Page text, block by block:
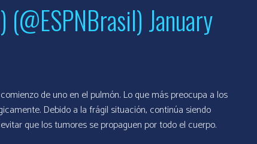
) (@ESPNBrasil) January
de uno en el pulmón. Lo que más preocupa a los
Debido a la frágil situación, continúa siendo
que los tumores se propaguen por todo el cuerpo.